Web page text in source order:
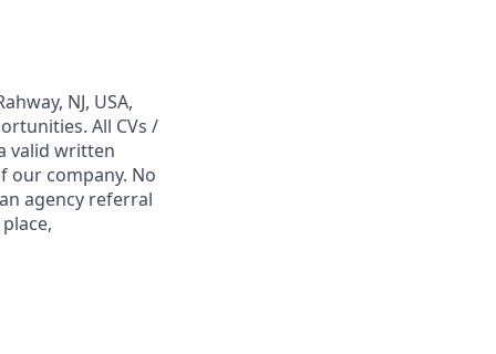
NJ, USA,
All CVs /
valid written
our company. No
agency referral